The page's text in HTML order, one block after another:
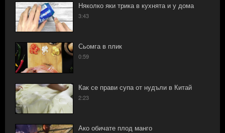
Няколко яки трика в кухнята и у дома
3:43
Сьомга в плик
0:59
Как се прави супа от нудъли в Китай
2:23
Ако обичате плод манго